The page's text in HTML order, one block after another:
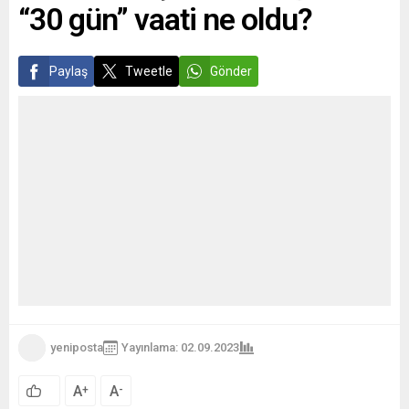
“30 gün” vaati ne oldu?
Paylaş Tweetle Gönder
yeniposta Yayınlama: 02.09.2023
A+ A-